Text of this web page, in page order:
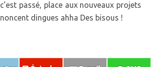
passé, place aux nouveaux projets
dingues ahha Des bisous !